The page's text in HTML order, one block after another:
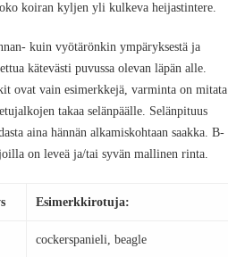
koiran kyljen yli kulkeva heijastintere.
kuin vyötärönkin ympäryksestä ja
kätevästi puvussa olevan läpän alle.
ovat vain esimerkkejä, varminta on mitata
takaa selänpäälle. Selänpituus
aina hännän alkamiskohtaan saakka. B-
on leveä ja/tai syvän mallinen rinta.
Esimerkkirotuja:
cockerspanieli, beagle